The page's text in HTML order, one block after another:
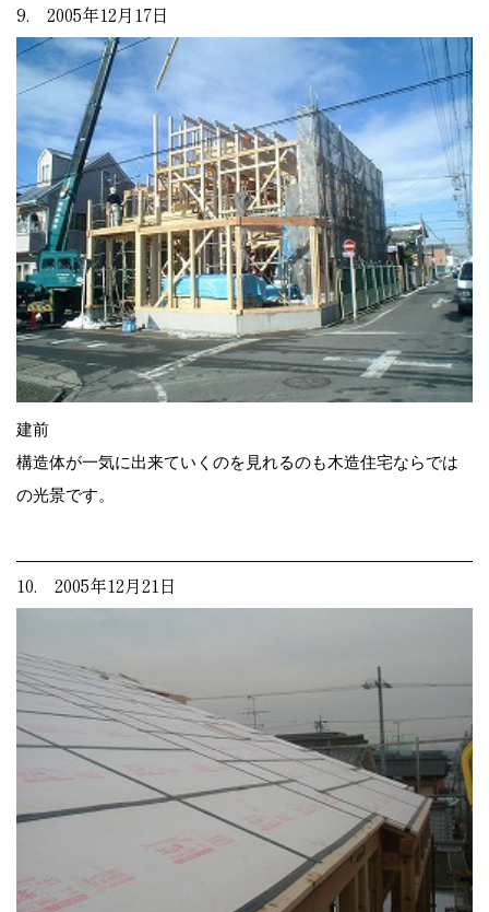
9. 2005年12月17日
建前
構造体が一気に出来ていくのを見れるのも木造住宅ならでは
の光景です。
10. 2005年12月21日